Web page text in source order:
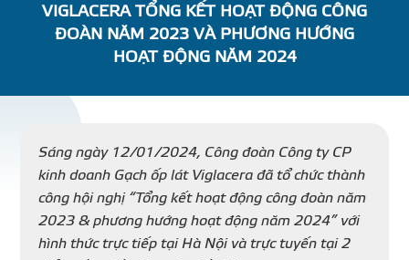
THƯ
VIGLACERA TỔNG KẾT HOẠT ĐỘNG CÔNG
ĐOÀN NĂM 2023 VÀ PHƯƠNG HƯỚNG
HOẠT ĐỘNG NĂM 2024
Sáng ngày 12/01/2024, Công đoàn Công ty CP
kinh doanh Gạch ốp lát Viglacera đã tổ chức thành
công hội nghị “Tổng kết hoạt động công đoàn năm
2023 & phương hướng hoạt động năm 2024” với
hình thức trực tiếp tại Hà Nội và trực tuyến tại 2